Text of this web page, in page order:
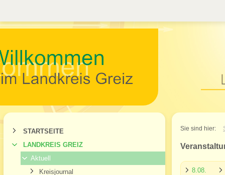
Willkommen im
STARTSEITE
LANDKREIS GREIZ
Aktuell
Kreisjournal
Sie sind hier:
8.08.